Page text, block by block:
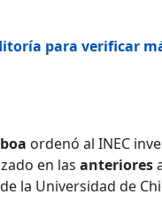
para verificar
ordenó al INEC
en las anteriores
la Universidad de